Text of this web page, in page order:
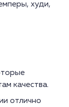
худи,
качества.
отлично